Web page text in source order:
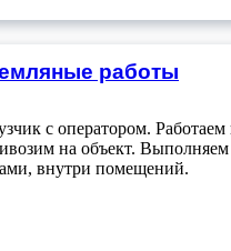
работы
с оператором.
на объект.
внутри помещений.